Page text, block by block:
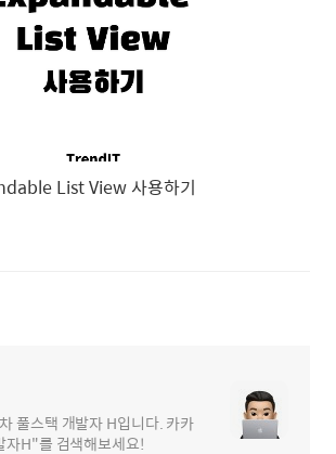
List View 사용하기
풀스택 개발자 H입니다. 카카
자H"를 검색해보세요!